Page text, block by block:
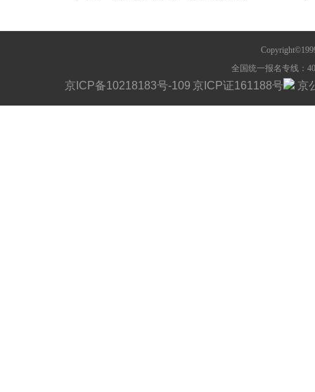
全国统一报名专线：
京ICP备10218183号-109 京ICP证161188号 京